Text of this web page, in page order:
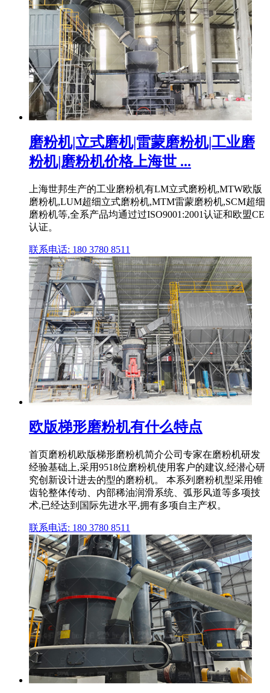
磨粉机|立式磨机|雷蒙磨粉机|工业磨
粉机|磨粉机价格上海世 ...
上海世邦生产的工业磨粉机有LM立式磨粉机,MTW欧版
磨粉机,LUM超细立式磨粉机,MTM雷蒙磨粉机,SCM超细
磨粉机等,全系产品均通过过ISO9001:2001认证和欧盟CE
认证。
联系电话: 180 3780 8511
欧版梯形磨粉机有什么特点
首页磨粉机欧版梯形磨粉机简介公司专家在磨粉机研发
经验基础上,采用9518位磨粉机使用客户的建议,经潜心研
究创新设计进去的型的磨粉机。 本系列磨粉机型采用锥
齿轮整体传动、内部稀油润滑系统、弧形风道等多项技
术,已经达到国际先进水平,拥有多项自主产权。
联系电话: 180 3780 8511